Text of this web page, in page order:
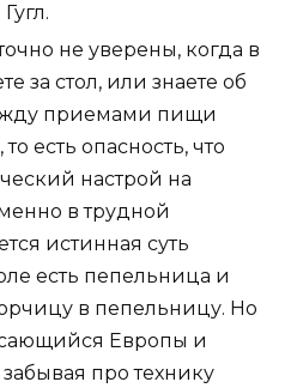
не уверены, когда в
за стол, или знаете об
приемами пищи
есть опасность, что
настрой на
в трудной
истинная суть
есть пепельница и
в пепельницу. Но
Европы и
про технику